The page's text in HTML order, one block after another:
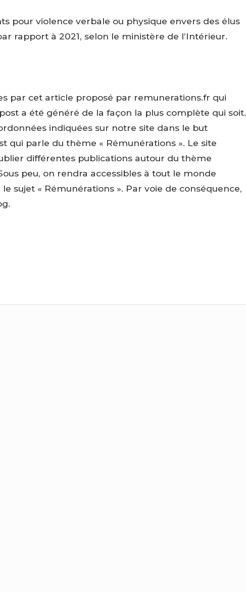
pour violence verbale ou physique envers des élus
rapport à 2021, selon le ministère de l’Intérieur.
par cet article proposé par remunerations.fr qui
a été généré de la façon la plus complète qui soit.
indiquées sur notre site dans le but
qui parle du thème « Rémunérations ». Le site
différentes publications autour du thème
peu, on rendra accessibles à tout le monde
sujet « Rémunérations ». Par voie de conséquence,